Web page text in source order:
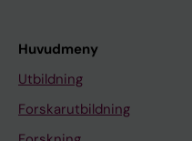
Huvudmeny
Utbildning
Forskarutbildning